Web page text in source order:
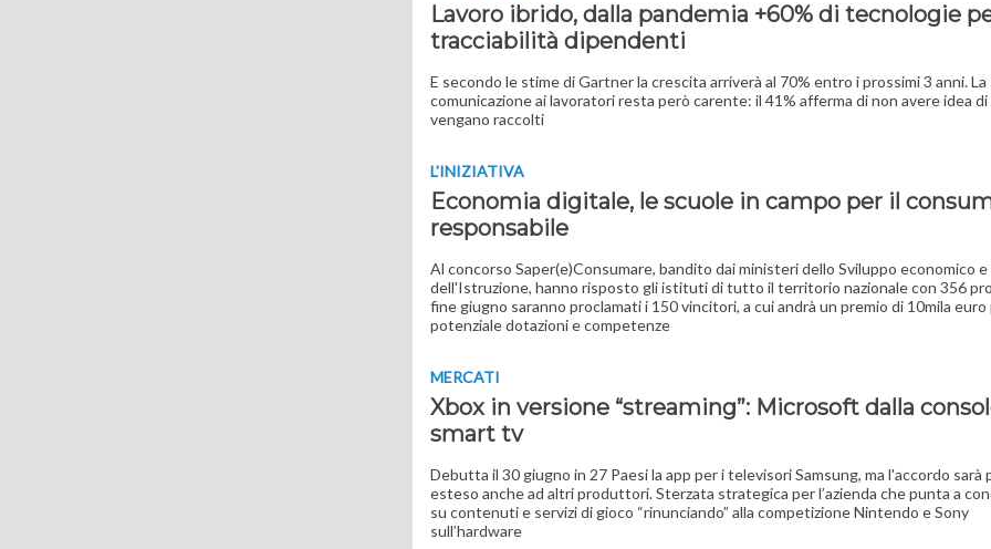
Lavoro ibrido, dalla pandemia +60% di tecnologie
tracciabilità dipendenti
E secondo le stime di Gartner la crescita arriverà al 70% entro i prossimi 3 anni. La
comunicazione ai lavoratori resta però carente: il 41% afferma di non avere idea
vengano raccolti
L'INIZIATIVA
Economia digitale, le scuole in campo per il
responsabile
Al concorso Saper(e)Consumare, bandito dai ministeri dello Sviluppo economico e
dell'Istruzione, hanno risposto gli istituti di tutto il territorio nazionale con 356
fine giugno saranno proclamati i 150 vincitori, a cui andrà un premio di 10mila euro
potenziale dotazioni e competenze
MERCATI
Xbox in versione “streaming”: Microsoft dalla
smart tv
Debutta il 30 giugno in 27 Paesi la app per i televisori Samsung, ma l'accordo sarà
esteso anche ad altri produttori. Sterzata strategica per l’azienda che punta a
su contenuti e servizi di gioco “rinunciando” alla competizione Nintendo e Sony
sull’hardware